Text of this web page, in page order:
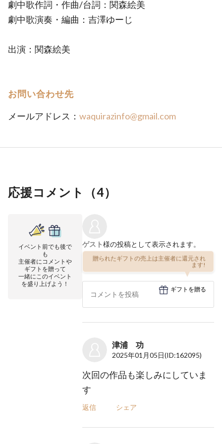
劇中歌作詞・作曲/台詞：関森絵美
劇中歌演奏・編曲：吉澤ゆーじ
出演：関森絵美
お問い合わせ先
メールアドレス： waquirazinfo@gmail.com
応援コメント（4）
イベント前でも後で
も
主催者にコメントや
ギフトを贈って
一緒にこのイベント
を盛り上げよう！
ゲスト様の投稿として表示されます。
贈られたギフトの売上は主催者に還元され
ます!
ギフトを贈る
津浦 功
2025年01月05日(ID:162095)
次回の作品も楽しみにしていま
す
返信 シェア